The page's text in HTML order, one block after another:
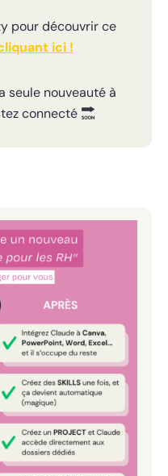
pour découvrir ce
ici !
seule nouveauté à
connecté